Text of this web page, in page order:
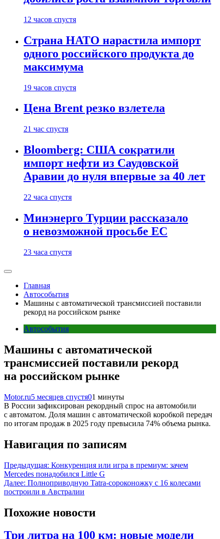
12 часов спустя
Страна НАТО нарастила импорт
одного российского продукта до
максимума
19 часов спустя
Цена Brent резко взлетела
21 час спустя
Bloomberg: США сократили
импорт нефти из Саудовской
Аравии до нуля впервые за 40 лет
22 часа спустя
Минэнерго Турции рассказало
о невозможной просьбе ЕС
23 часа спустя
Главная
Автособытия
Машины с автоматической трансмиссией поставили
рекорд на российском рынке
Автособытия
Машины с автоматической
трансмиссией поставили рекорд
на российском рынке
Motor.ru5 месяцев спустя01 минуты
В России зафиксирован рекордный спрос на автомобили
с автоматом. Доля машин с автоматической коробкой передач
по итогам продаж в 2025 году превысила 74% объема рынка.
Навигация по записям
Предыдущая: Конкуренция или игра в премиум: зачем
Mercedes понадобился Little G
Далее: Полноприводную Tatra-сороконожку с 16 колесами
построили в Австралии
Похожие новости
Три литра на 100 км: новые модели